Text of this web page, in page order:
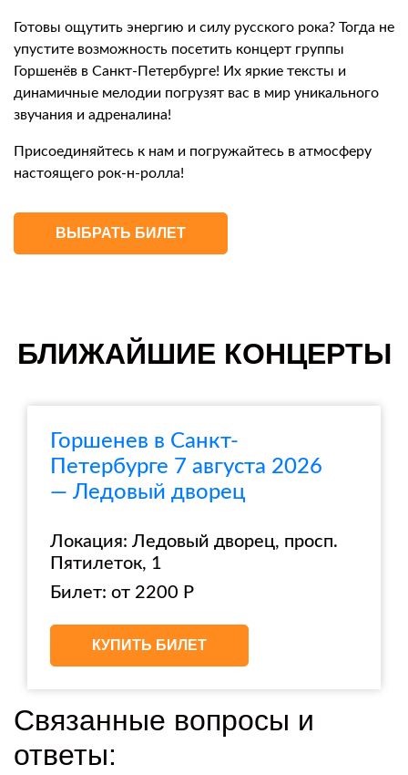
Готовы ощутить энергию и силу русского рока? Тогда не
упустите возможность посетить концерт группы
Горшенёв в Санкт-Петербурге! Их яркие тексты и
динамичные мелодии погрузят вас в мир уникального
звучания и адреналина!
Присоединяйтесь к нам и погружайтесь в атмосферу
настоящего рок-н-ролла!
ВЫБРАТЬ БИЛЕТ
БЛИЖАЙШИЕ КОНЦЕРТЫ
Горшенев в Санкт-
Петербурге 7 августа 2026
— Ледовый дворец
Локация: Ледовый дворец, просп.
Пятилеток, 1
Билет: от 2200 Р
КУПИТЬ БИЛЕТ
Связанные вопросы и
ответы: